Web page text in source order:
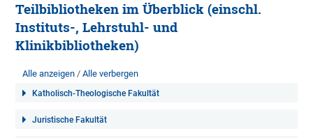
Teilbibliotheken im Überblick (einschl.
Instituts-, Lehrstuhl- und
Klinikbibliotheken)
Alle anzeigen Alle verbergen
Katholisch-Theologische Fakultät
Juristische Fakultät